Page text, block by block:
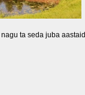
ta seda juba